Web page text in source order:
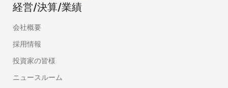
経営/決算/業績
会社概要
採用情報
投資家の皆様
ニュースルーム